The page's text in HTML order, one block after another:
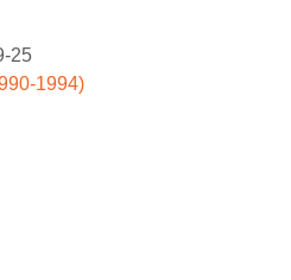
25
1994)